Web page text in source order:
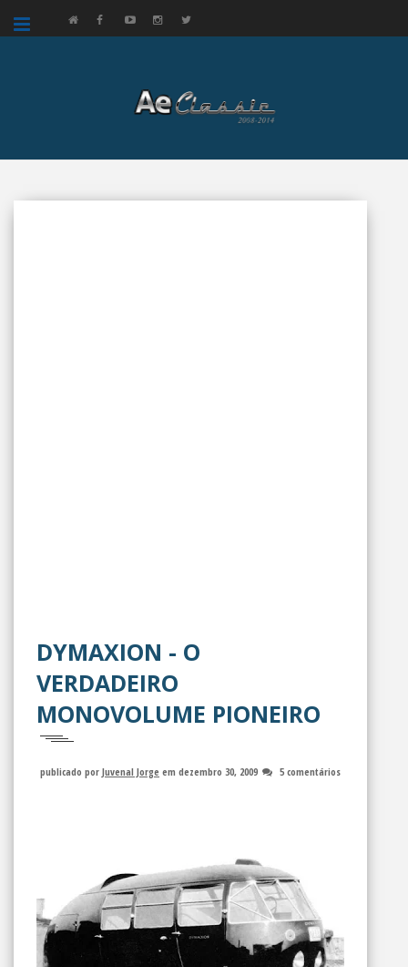
DYMAXION - O
VERDADEIRO
MONOVOLUME PIONEIRO
publicado por Juvenal Jorge em dezembro 30, 2009 5 comentários